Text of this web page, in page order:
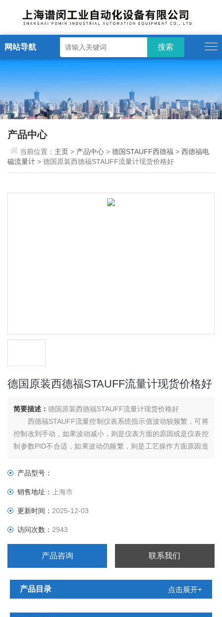
网站导航
产品中心
当前位置： 主页> 产品中心 >德国STAUFF西德福 >西德福电
磁流量计 > 德国原装西德福STAUFF流量计现货价格好
德国原装西德福STAUFF流量计现货价格好
简要描述：德国原装西德福STAUFF流量计现货价格好
西德福STAUFF流量控制仪表系统指示值波动较频繁，可将
控制改到手动，如果波动减小，则是仪表方面的原因或是仪表控
制参数PID不合适，如果波动仍频繁，则是工艺操作方面原因造
产品型号：
销售地址：上海市
更新时间：2025-12-03
访问次数：2943
产品咨询 联系我们
产品目录 点击展开+